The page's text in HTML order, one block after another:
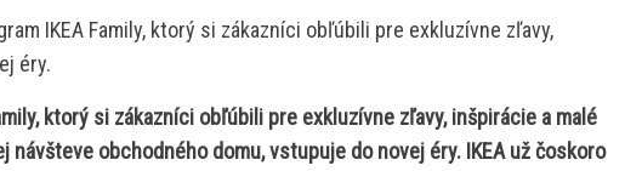
IKEA Family, ktorý si zákazníci obľúbili pre exkluzívne zľavy,
éry.
ktorý si zákazníci obľúbili pre exkluzívne zľavy, inšpirácie a malé
návšteve obchodného domu, vstupuje do novej éry. IKEA už čoskoro